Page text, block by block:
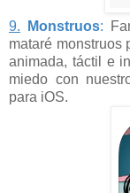
9. Monstruos:
mataré monstruos
animada, táctil e
miedo con
para iOS.